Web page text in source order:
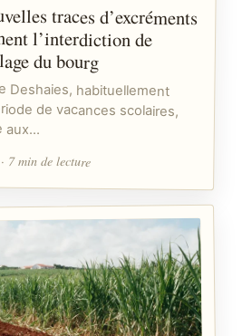
traces d’excréments
l’interdiction de
du bourg
Deshaies, habituellement
de vacances scolaires,
aux…
7 min de lecture